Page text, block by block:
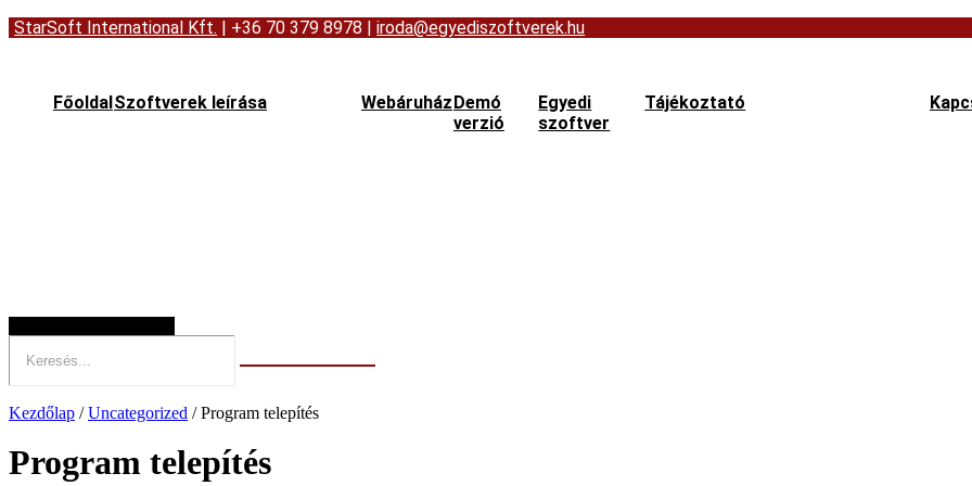
StarSoft International Kft. | +36 70 379 8978 |iroda@egyediszoftverek.hu
FőoldalSzoftverek leírása WebáruházDemó
verzió
Egyedi
szoftver
Tájékoztató
Kezdőlap /Uncategorized / Program telepítés
Program telepítés